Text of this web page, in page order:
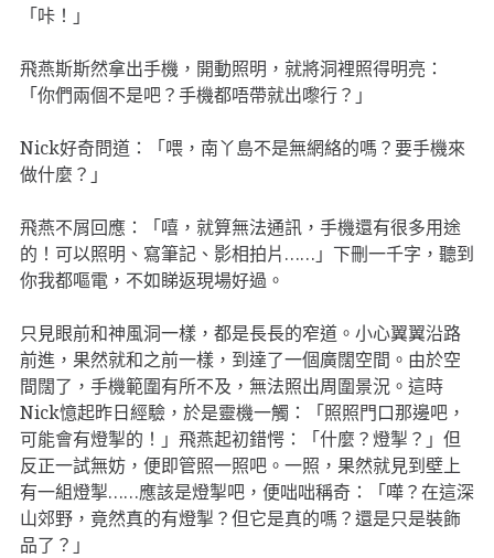
「咔！」
飛燕斯斯然拿出手機，開動照明，就將洞裡照得明亮：
「你們兩個不是吧？手機都唔帶就出嚟行？」
Nick好奇問道：「喂，南丫島不是無網絡的嗎？要手機來
做什麼？」
飛燕不屑回應：「嘻，就算無法通訊，手機還有很多用途
的！可以照明、寫筆記、影相拍片……」下刪一千字，聽到
你我都嘔電，不如睇返現場好過。
只見眼前和神風洞一樣，都是長長的窄道。小心翼翼沿路
前進，果然就和之前一樣，到達了一個廣闊空間。由於空
間闊了，手機範圍有所不及，無法照出周圍景況。這時
Nick憶起昨日經驗，於是靈機一觸：「照照門口那邊吧，
可能會有燈掣的！」飛燕起初錯愕：「什麼？燈掣？」但
反正一試無妨，便即管照一照吧。一照，果然就見到壁上
有一組燈掣……應該是燈掣吧，便咄咄稱奇：「嘩？在這深
山郊野，竟然真的有燈掣？但它是真的嗎？還是只是裝飾
品了？」